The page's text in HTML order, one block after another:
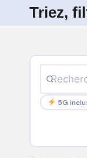
Triez,
5G